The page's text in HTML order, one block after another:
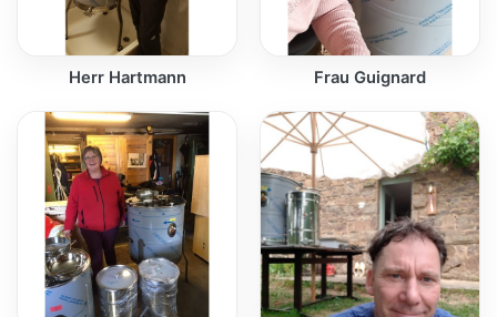
Herr Hartmann Frau Guignard